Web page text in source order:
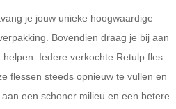
je jouw unieke hoogwaardige
Bovendien draag je bij aan
Iedere verkochte Retulp fles
flessen steeds opnieuw te vullen en
een schoner milieu en een betere